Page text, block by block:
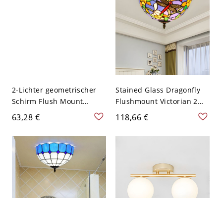
2-Lichter geometrischer
Schirm Flush Mount
moderner Stil Flush
Mount Deckenleuchte -
Schwarz 110V-120V
Quadrat
63,28 €
Stained Glass Dragonfly
Flushmount Victorian 2
Lights Brass Finish Flush
Light Fixture with Bowl
Shade - Messing 110V-
118,66 €